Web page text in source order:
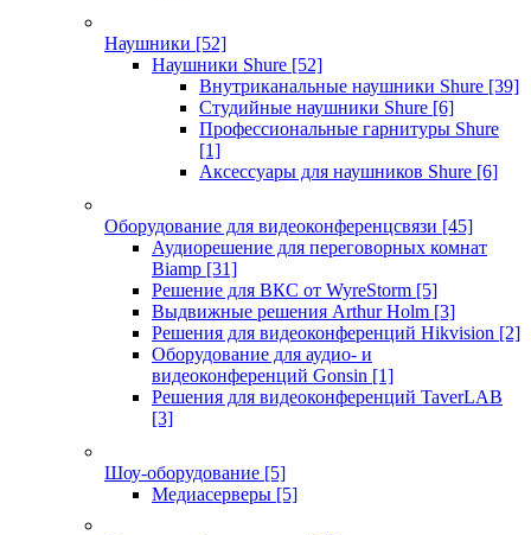
Наушники [52]
Наушники Shure [52]
Внутриканальные наушники Shure [39]
Студийные наушники Shure [6]
Профессиональные гарнитуры Shure
[1]
Аксессуары для наушников Shure [6]
Оборудование для видеоконференцсвязи [45]
Аудиорешение для переговорных комнат
Biamp [31]
Решение для ВКС от WyreStorm [5]
Выдвижные решения Arthur Holm [3]
Решения для видеоконференций Hikvision [2]
Оборудование для аудио- и
видеоконференций Gonsin [1]
Решения для видеоконференций TaverLAB
[3]
Шоу-оборудование [5]
Медиасерверы [5]